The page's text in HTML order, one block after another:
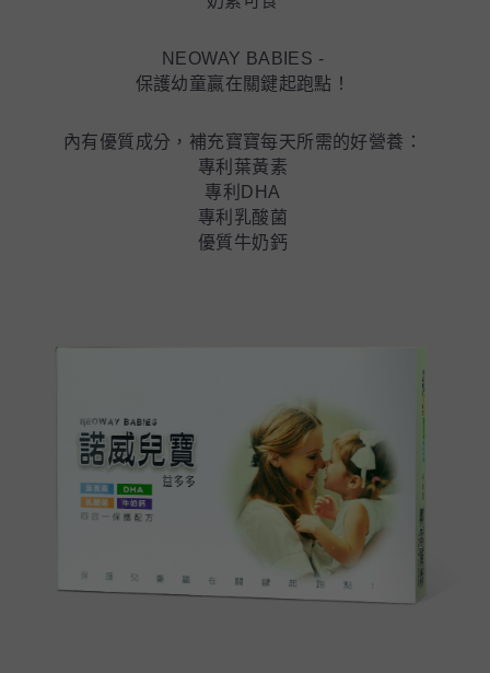
NEOWAY BABIES -
保護幼童贏在關鍵起跑點！
內有優質成分，補充寶寶每天所需的好營養：
專利葉黃素
專利DHA
專利乳酸菌
優質牛奶鈣